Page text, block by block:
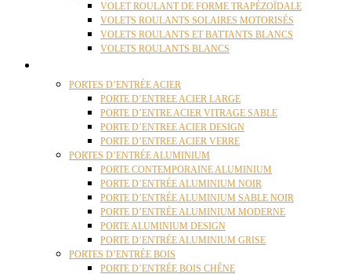
VOLET ROULANT DE FORME TRAPÉZOÏDALE
VOLETS ROULANTS SOLAIRES MOTORISÉS
VOLETS ROULANTS ET BATTANTS BLANCS
VOLETS ROULANTS BLANCS
PORTES D’ENTRÉE ACIER
PORTE D’ENTREE ACIER LARGE
PORTE D’ENTRE ACIER VITRAGE SABLE
PORTE D’ENTREE ACIER DESIGN
PORTE D’ENTREE ACIER VERRE
PORTES D’ENTRÉE ALUMINIUM
PORTE CONTEMPORAINE ALUMINIUM
PORTE D’ENTRÉE ALUMINIUM NOIR
PORTE D’ENTRÉE ALUMINIUM SABLE NOIR
PORTE D’ENTRÉE ALUMINIUM MODERNE
PORTE ALUMINIUM DESIGN
PORTE D’ENTRÉE ALUMINIUM GRISE
PORTES D’ENTRÉE BOIS
PORTE D’ENTRÉE BOIS CHÊNE